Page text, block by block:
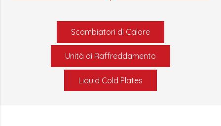
Scambiatori di Calore
Unità di Raffreddamento
Liquid Cold Plates